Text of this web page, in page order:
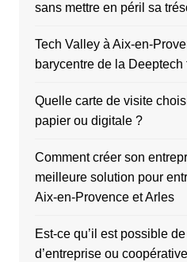
sans mettre en péril sa
Tech Valley à Aix-en-
barycentre de la Deeptech
Quelle carte de visite
papier ou digitale ?
Comment créer son
meilleure solution pour
Aix-en-Provence et Arles
Est-ce qu’il est possible
d’entreprise ou